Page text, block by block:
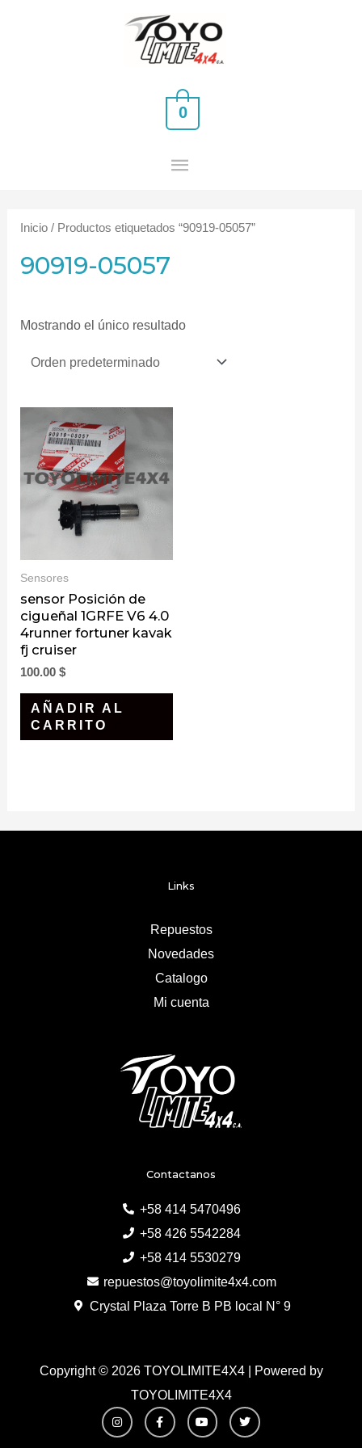
MENÚ
PRINCIPAL
0
Inicio / Productos etiquetados “90919-05057”
90919-05057
Mostrando el único resultado
Sensores
sensor Posición de
cigueñal 1GRFE V6 4.0
4runner fortuner kavak
fj cruiser
100.00$
AÑADIR AL
CARRITO
Contactanos
+58 414 5470496
+58 426 5542284
+58 414 5530279
repuestos@toyolimite4x4.com
Crystal Plaza Torre B PB local N° 9
Links
Repuestos
Novedades
Catalogo
Mi cuenta
Copyright © 2026 TOYOLIMITE4X4 | Powered by
TOYOLIMITE4X4
I
n
s
F
a
c
Y
o
u
T
w
i